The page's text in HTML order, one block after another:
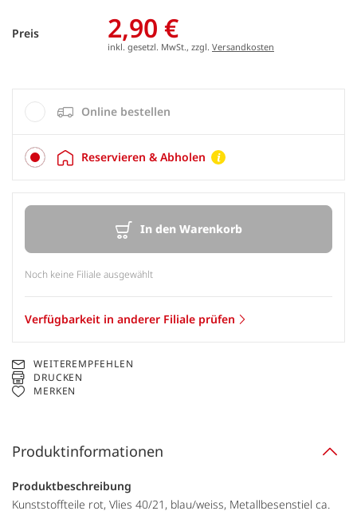
Preis 2,90 €
inkl. gesetzl. MwSt., zzgl. Versandkosten
Online bestellen
Reservieren & Abholen
In den Warenkorb
Noch keine Filiale ausgewählt
Verfügbarkeit in anderer Filiale prüfen
WEITEREMPFEHLEN
DRUCKEN
MERKEN
Produktinformationen
Produktbeschreibung
Kunststoffteile rot, Vlies 40/21, blau/weiss, Metallbesenstiel ca.